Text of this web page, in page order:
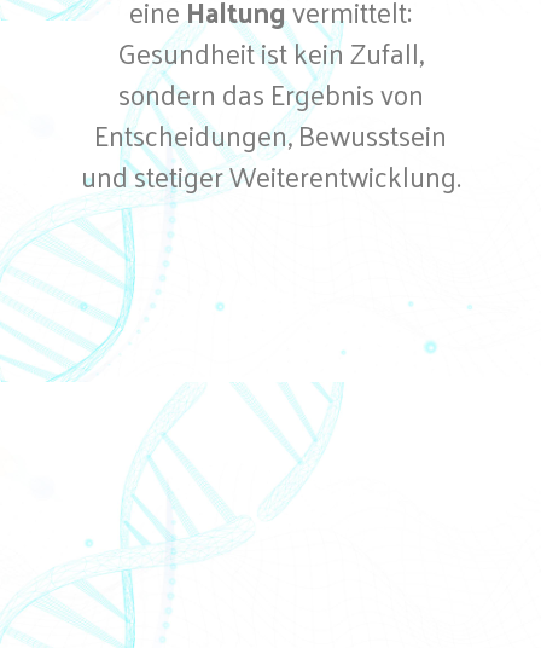
eineHaltungvermittelt:
Gesundheit ist kein Zufall,
sondern das Ergebnis von
Entscheidungen, Bewusstsein
und stetiger Weiterentwicklung.